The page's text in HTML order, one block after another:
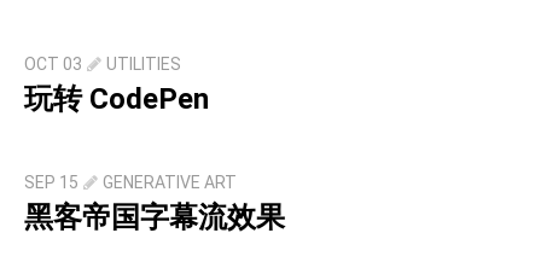
OCT 03 UTILITIES
玩转 CodePen
SEP 15 GENERATIVE ART
黑客帝国字幕流效果